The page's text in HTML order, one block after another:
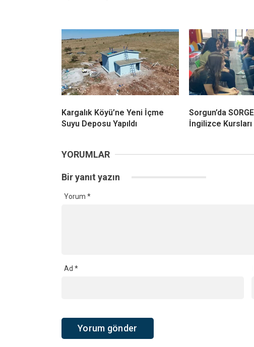
Kargalık Köyü’ne Yeni İçme
Suyu Deposu Yapıldı
Sorgun’da
İngilizce Kursları
YORUMLAR
Bir yanıt yazın
Yorum *
Ad *